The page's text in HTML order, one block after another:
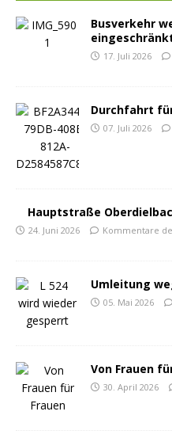
Busverkehr
17. Juli 2026
Durchfahrt
07. Juli 2026
Hauptstraße
24. Juni 2026 Kommentare
Umleitung
05. Mai 2026
Von Frauen
30. April 2026